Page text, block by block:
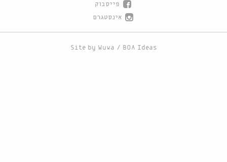
פייסבוק
אינסטגרם
Site by Wuwa / BOA Ideas